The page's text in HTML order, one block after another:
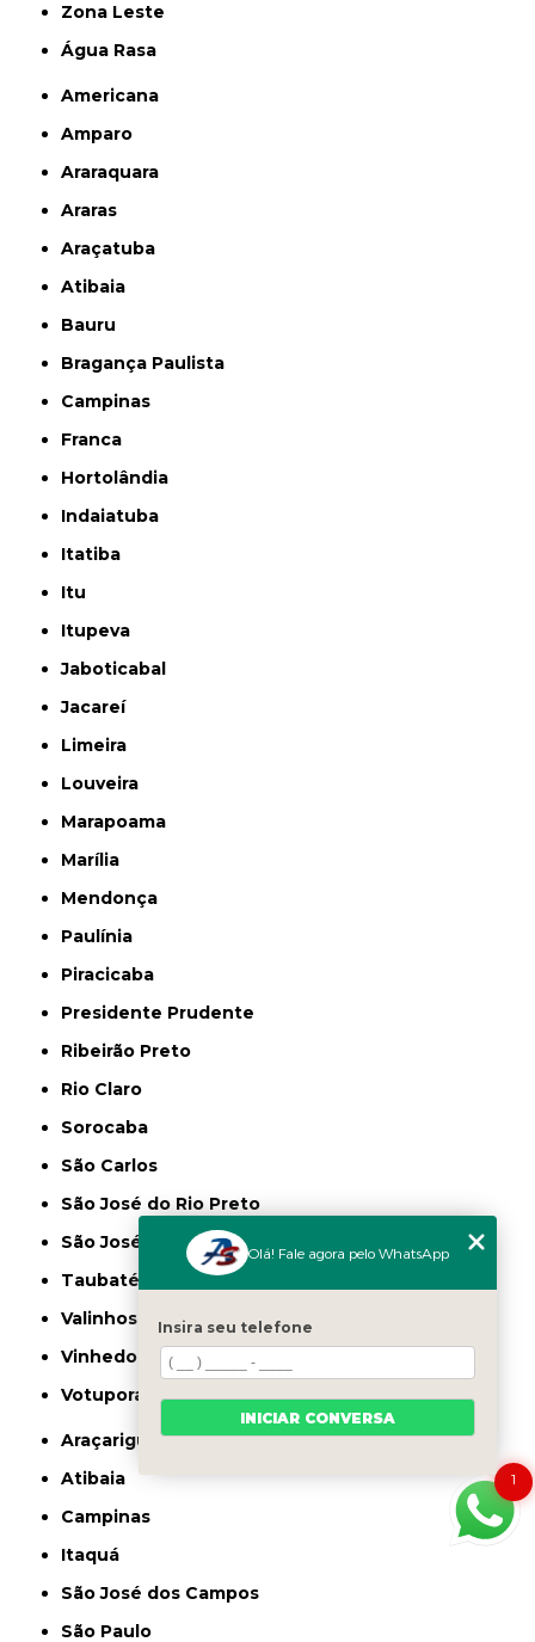
Zona Leste
Água Rasa
Americana
Amparo
Araraquara
Araras
Araçatuba
Atibaia
Bauru
Bragança Paulista
Campinas
Franca
Hortolândia
Indaiatuba
Itatiba
Itu
Itupeva
Jaboticabal
Jacareí
Limeira
Louveira
Marapoama
Marília
Mendonça
Paulínia
Piracicaba
Presidente Prudente
Ribeirão Preto
Rio Claro
Sorocaba
São Carlos
São José do Rio Preto
São José dos Campos
Taubaté
Valinhos
Vinhedo
Votuporanga
Araçariguama
Atibaia
Campinas
Itaquá
São José dos Campos
São Paulo
1
Olá! Fale agora pelo WhatsApp
Insira seu telefone
INICIAR CONVERSA